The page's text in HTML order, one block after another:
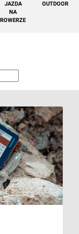
JAZDA
NA
ROWERZE
OUTDOOR